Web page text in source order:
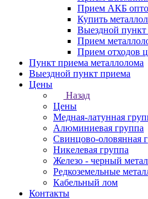
Прием АКБ
Купить
Выездной пункт
Прием
Прием отходов
Пункт приема металлолома
Выездной пункт приема
Цены
Назад
Цены
Медная-латунная
Алюминиевая группа
Свинцово-оловянная
Никелевая группа
Железо - черный
Редкоземельные
Кабельный лом
Контакты